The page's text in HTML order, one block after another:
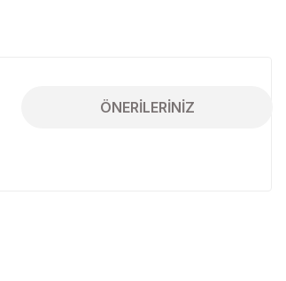
ÖNERILERINIZ